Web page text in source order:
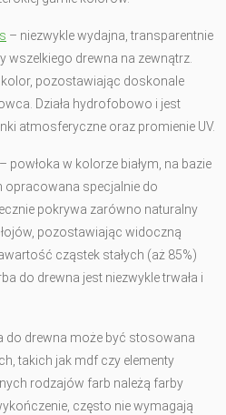
– niezwykle wydajna, transparentnie
wszelkiego drewna na zewnątrz.
kolor, pozostawiając doskonale
Działa hydrofobowo i jest
atmosferyczne oraz promienie UV.
– powłoka w kolorze białym, na bazie
specjalnie do
pokrywa zarówno naturalny
pozostawiając widoczną
cząstek stałych (aż 85%)
do drewna jest niezwykle trwała i
do drewna może być stosowana
takich jak mdf czy elementy
rodzajów farb należą farby
często nie wymagają